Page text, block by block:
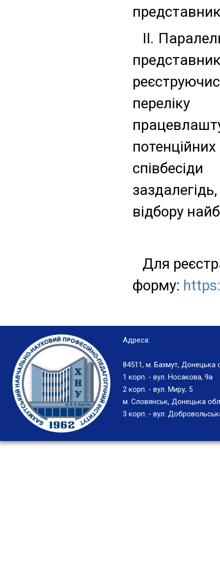
ІІ.
відбору
Для
форму:
Адреса:
84511, м. Бахмут, Донецька
1 корп. - вул. Носакова, 9а
2 корп. - вул. Миру, 5
м. Словянськ, Донецька
3 корп. - вул.